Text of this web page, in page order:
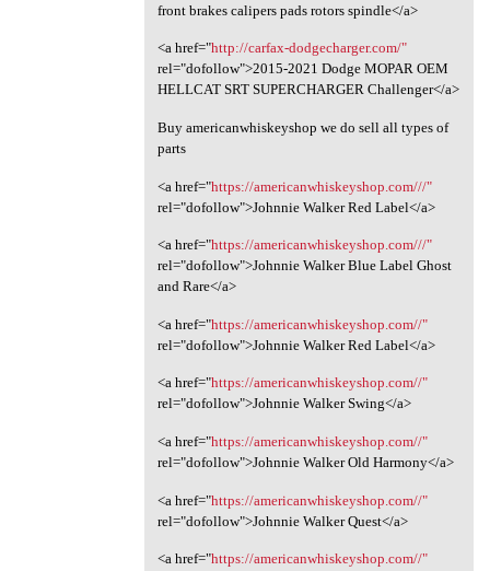
front brakes calipers pads rotors spindle</a>
<a href="http://carfax-dodgecharger.com/"
rel="dofollow">2015-2021 Dodge MOPAR OEM
HELLCAT SRT SUPERCHARGER Challenger</a>
Buy americanwhiskeyshop we do sell all types of
parts
<a href="https://americanwhiskeyshop.com///"
rel="dofollow">Johnnie Walker Red Label</a>
<a href="https://americanwhiskeyshop.com///"
rel="dofollow">Johnnie Walker Blue Label Ghost
and Rare</a>
<a href="https://americanwhiskeyshop.com//"
rel="dofollow">Johnnie Walker Red Label</a>
<a href="https://americanwhiskeyshop.com//"
rel="dofollow">Johnnie Walker Swing</a>
<a href="https://americanwhiskeyshop.com//"
rel="dofollow">Johnnie Walker Old Harmony</a>
<a href="https://americanwhiskeyshop.com//"
rel="dofollow">Johnnie Walker Quest</a>
<a href="https://americanwhiskeyshop.com//"